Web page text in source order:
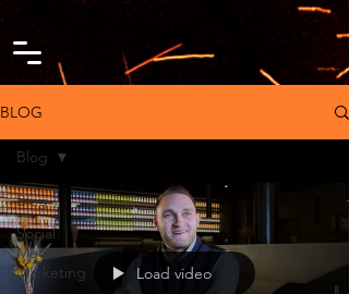
google-site-verification=IhZcY3jQ67marPKJ3Pny-pA2-wVGy-
lT4aIpS1TY0Xs
BLOG
Blog
Social
Media
Marketing
Blog
Load video